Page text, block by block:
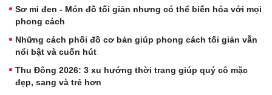
Sơ mi đen - Món đồ tối giản nhưng có thể biến hóa với mọi
phong cách
Những cách phối đồ cơ bản giúp phong cách tối giản vẫn
nổi bật và cuốn hút
Thu Đông 2026: 3 xu hướng thời trang giúp quý cô mặc
đẹp, sang và trẻ hơn